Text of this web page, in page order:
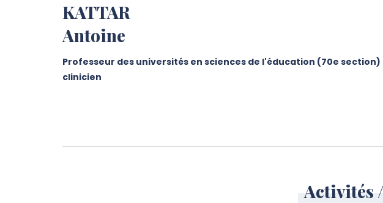
KATTAR
Antoine
Professeur des universités en sciences de l'éducation (70e section)
clinicien
Activités